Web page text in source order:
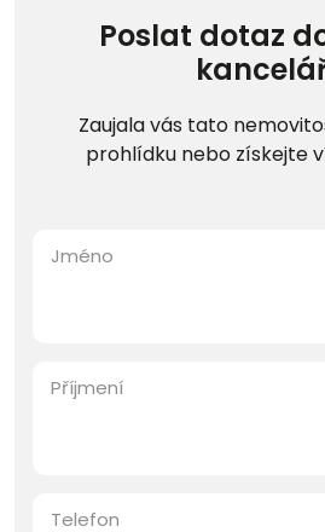
Poslat dotaz
Zaujala vás tato
prohlídku nebo získejte
Jméno
Příjmení
Telefon